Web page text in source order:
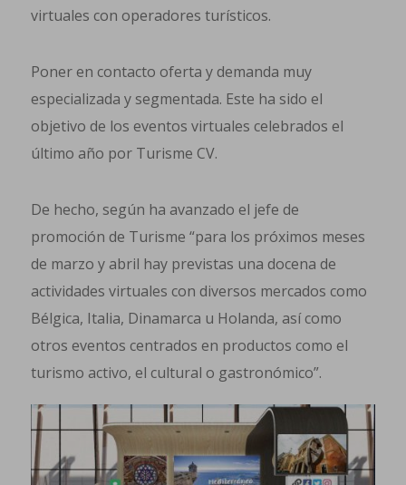
virtuales con operadores turísticos.
Poner en contacto oferta y demanda muy
especializada y segmentada. Este ha sido el
objetivo de los eventos virtuales celebrados el
último año por Turisme CV.
De hecho, según ha avanzado el jefe de
promoción de Turisme “para los próximos meses
de marzo y abril hay previstas una docena de
actividades virtuales con diversos mercados como
Bélgica, Italia, Dinamarca u Holanda, así como
otros eventos centrados en productos como el
turismo activo, el cultural o gastronómico”.